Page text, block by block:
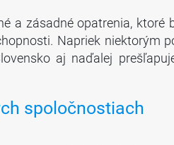
a zásadné opatrenia, ktoré
Napriek niektorým
aj naďalej
spoločnostiach